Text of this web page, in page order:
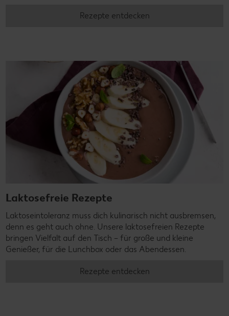
Rezepte entdecken
Laktosefreie Rezepte
Laktoseintoleranz muss dich kulinarisch nicht ausbremsen,
denn es geht auch ohne. Unsere laktosefreien Rezepte
bringen Vielfalt auf den Tisch – für große und kleine
Genießer, für die Lunchbox oder das Abendessen.
Rezepte entdecken